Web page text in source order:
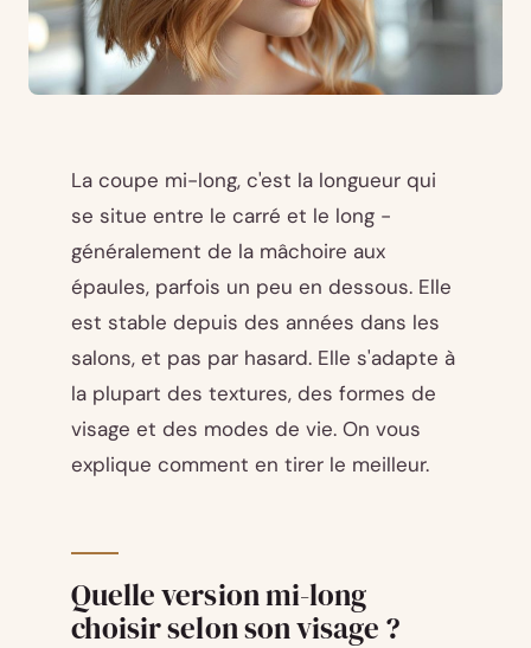
La coupe mi-long, c'est la longueur qui
se situe entre le carré et le long -
généralement de la mâchoire aux
épaules, parfois un peu en dessous. Elle
est stable depuis des années dans les
salons, et pas par hasard. Elle s'adapte à
la plupart des textures, des formes de
visage et des modes de vie. On vous
explique comment en tirer le meilleur.
Quelle version mi-long
choisir selon son visage ?